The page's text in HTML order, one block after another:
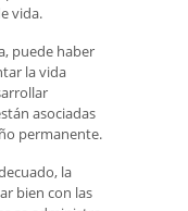
vida.
puede haber
la vida
asociadas
permanente.
la
bien con las